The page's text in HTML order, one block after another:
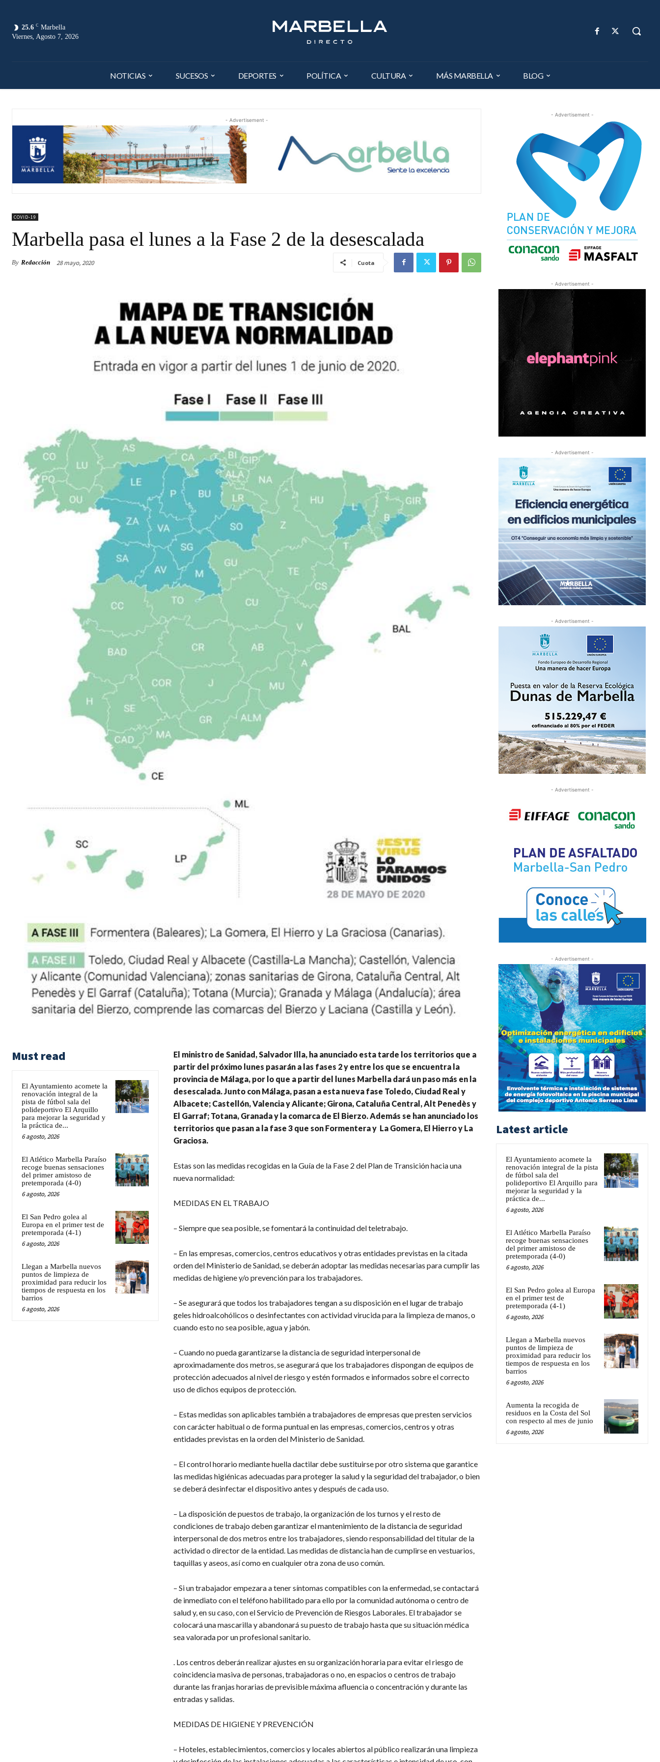
25.6 C Marbella
Viernes, Agosto 7, 2026
NOTICIAS SUCESOS DEPORTES POLÍTICA CULTURA MÁS MARBELLA BLOG
- Advertisement -
COVID-19
Marbella pasa el lunes a la Fase 2 de la desescalada
By Redacción 28 mayo, 2020 Cuota
Must read
El Ayuntamiento acomete la
renovación integral de la
pista de fútbol sala del
polideportivo El Arquillo
para mejorar la seguridad y
la práctica de...
6 agosto, 2026
El Atlético Marbella Paraíso
recoge buenas sensaciones
del primer amistoso de
pretemporada (4-0)
6 agosto, 2026
El San Pedro golea al
Europa en el primer test de
pretemporada (4-1)
6 agosto, 2026
Llegan a Marbella nuevos
puntos de limpieza de
proximidad para reducir los
tiempos de respuesta en los
barrios
6 agosto, 2026
El ministro de Sanidad, Salvador Illa, ha anunciado esta tarde los territorios que a
partir del próximo lunes pasarán a las fases 2 y entre los que se encuentra la
provincia de Málaga, por lo que a partir del lunes Marbella dará un paso más en la
desescalada. Junto con Málaga, pasan a esta nueva fase Toledo, Ciudad Real y
Albacete; Castellón, Valencia y Alicante; Girona, Cataluña Central, Alt Penedès y
El Garraf; Totana, Granada y la comarca de El Bierzo. Además se han anunciado los
territorios que pasan a la fase 3 que son Formentera y La Gomera, El Hierro y La
Graciosa.
Estas son las medidas recogidas en la Guía de la Fase 2 del Plan de Transición hacia una
nueva normalidad:
MEDIDAS EN EL TRABAJO
– Siempre que sea posible, se fomentará la continuidad del teletrabajo.
– En las empresas, comercios, centros educativos y otras entidades previstas en la citada
orden del Ministerio de Sanidad, se deberán adoptar las medidas necesarias para cumplir las
medidas de higiene y/o prevención para los trabajadores.
– Se asegurará que todos los trabajadores tengan a su disposición en el lugar de trabajo
geles hidroalcohólicos o desinfectantes con actividad virucida para la limpieza de manos, o
cuando esto no sea posible, agua y jabón.
– Cuando no pueda garantizarse la distancia de seguridad interpersonal de
aproximadamente dos metros, se asegurará que los trabajadores dispongan de equipos de
protección adecuados al nivel de riesgo y estén formados e informados sobre el correcto
uso de dichos equipos de protección.
– Estas medidas son aplicables también a trabajadores de empresas que presten servicios
con carácter habitual o de forma puntual en las empresas, comercios, centros y otras
entidades previstas en la orden del Ministerio de Sanidad.
– El control horario mediante huella dactilar debe sustituirse por otro sistema que garantice
las medidas higiénicas adecuadas para proteger la salud y la seguridad del trabajador, o bien
se deberá desinfectar el dispositivo antes y después de cada uso.
– La disposición de puestos de trabajo, la organización de los turnos y el resto de
condiciones de trabajo deben garantizar el mantenimiento de la distancia de seguridad
interpersonal de dos metros entre los trabajadores, siendo responsabilidad del titular de la
actividad o director de la entidad. Las medidas de distancia han de cumplirse en vestuarios,
taquillas y aseos, así como en cualquier otra zona de uso común.
– Si un trabajador empezara a tener síntomas compatibles con la enfermedad, se contactará
de inmediato con el teléfono habilitado para ello por la comunidad autónoma o centro de
salud y, en su caso, con el Servicio de Prevención de Riesgos Laborales. El trabajador se
colocará una mascarilla y abandonará su puesto de trabajo hasta que su situación médica
sea valorada por un profesional sanitario.
. Los centros deberán realizar ajustes en su organización horaria para evitar el riesgo de
coincidencia masiva de personas, trabajadoras o no, en espacios o centros de trabajo
durante las franjas horarias de previsible máxima afluencia o concentración y durante las
entradas y salidas.
MEDIDAS DE HIGIENE Y PREVENCIÓN
– Hoteles, establecimientos, comercios y locales abiertos al público realizarán una limpieza
- Advertisement -
- Advertisement -
- Advertisement -
- Advertisement -
- Advertisement -
- Advertisement -
Latest article
El Ayuntamiento acomete la
renovación integral de la pista
de fútbol sala del
polideportivo El Arquillo para
mejorar la seguridad y la
práctica de...
6 agosto, 2026
El Atlético Marbella Paraíso
recoge buenas sensaciones
del primer amistoso de
pretemporada (4-0)
6 agosto, 2026
El San Pedro golea al Europa
en el primer test de
pretemporada (4-1)
6 agosto, 2026
Llegan a Marbella nuevos
puntos de limpieza de
proximidad para reducir los
tiempos de respuesta en los
barrios
6 agosto, 2026
Aumenta la recogida de
residuos en la Costa del Sol
con respecto al mes de junio
6 agosto, 2026